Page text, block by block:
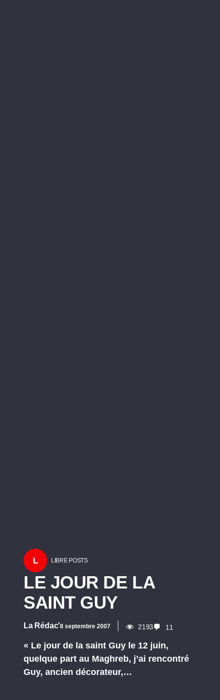
L LIBRE POSTS
LE JOUR DE LA
SAINT GUY
La Rédac'8 septembre 2007 2193 11
« Le jour de la saint Guy le 12 juin,
quelque part au Maghreb, j’ai rencontré
Guy, ancien décorateur,…